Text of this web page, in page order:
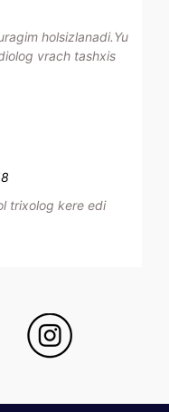
holsizlanadi.Yu
vrach tashxis
trixolog kere edi